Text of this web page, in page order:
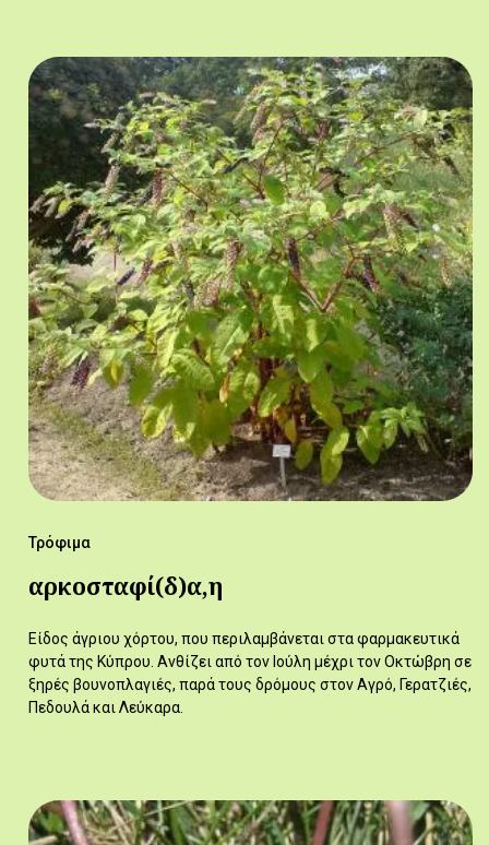
Τρόφιμα
αρκοσταφί(δ)α,η
Είδος άγριου χόρτου, που περιλαμβάνεται στα φαρμακευτικά
φυτά της Κύπρου. Ανθίζει από τον Ιούλη μέχρι τον Οκτώβρη σε
ξηρές βουνοπλαγιές, παρά τους δρόμους στον Αγρό, Γερατζιές,
Πεδουλά και Λεύκαρα.